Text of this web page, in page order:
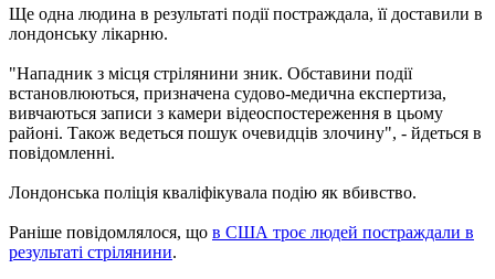
Ще одна людина в результаті події постраждала, її доставили в
лондонську лікарню.
"Нападник з місця стрілянини зник. Обставини події
встановлюються, призначена судово-медична експертиза,
вивчаються записи з камери відеоспостереження в цьому
районі. Також ведеться пошук очевидців злочину", - йдеться в
повідомленні.
Лондонська поліція кваліфікувала подію як вбивство.
Раніше повідомлялося, що в США троє людей постраждали в
результаті стрілянини.